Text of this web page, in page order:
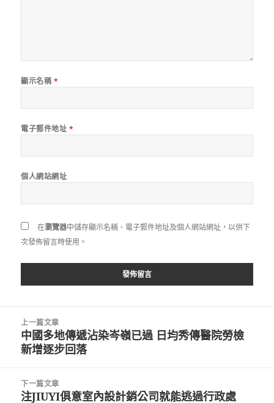
顯示名稱 *
電子郵件地址 *
個人網站網址
在瀏覽器中儲存顯示名稱、電子郵件地址及個人網站網址，以供下
次發佈留言時使用。
上一篇文章
上
一
文
章:
中國多地傳遞沾染岑嶺已過 日均秀傳醫院勞檢
新增逐步回落
下一篇文章
下
注JIUYI俱意室內設計銷公司就能逃過行政處